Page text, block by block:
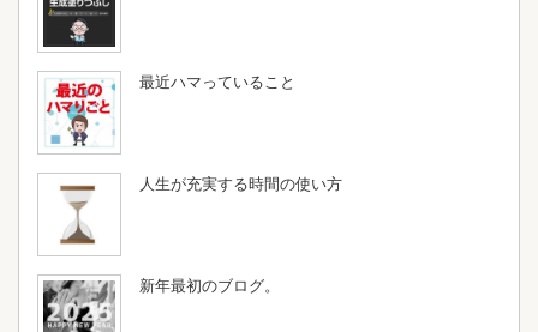
最近ハマっていること
人生が充実する時間の使い方
新年最初のブログ。